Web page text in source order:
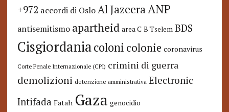
+972 accordi di Oslo Al JazeeraANP
antisemitismo apartheid area C B'Tselem BDS
Cisgiordaniacoloni colonie coronavirus
Corte Penale Internazionale (CPI) crimini di guerra
demolizioni detenzione amministrativa Electronic
Intifada Fatah Gaza genocidio